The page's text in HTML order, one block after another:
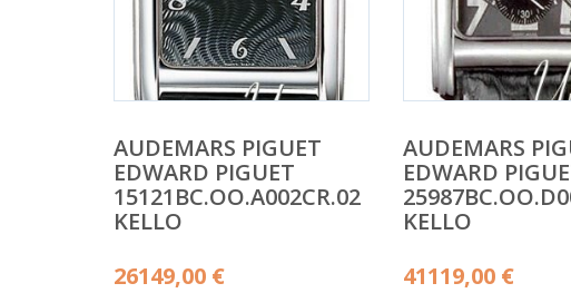
AUDEMARS PIGUET
EDWARD PIGUET
15121BC.OO.A002CR.02
KELLO
26149,00 €
AUDEMARS
EDWARD
KELLO
41119,00 €